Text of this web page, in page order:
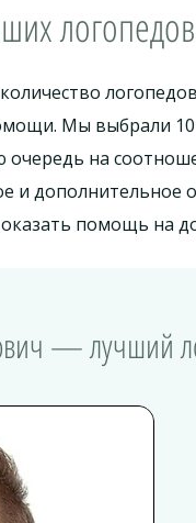
Мы выбрали
на
и
помощь на
— лучший